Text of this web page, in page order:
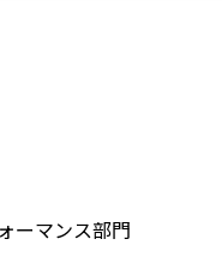
ーマンス部門